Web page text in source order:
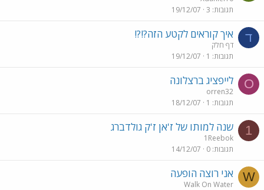
תגובות 3
19/12/07
ד איך קוראים לקטע הזה?!?!
דף חלק
תגובות 1
19/12/07
O לייפציג ברצלונה
orren32
תגובות 1
18/12/07
1 שנה למותו של ז'אן ז'ק גולדברג
1Reebok
תגובות 0
14/12/07
W אני רוצה הופעה
Walk On Water